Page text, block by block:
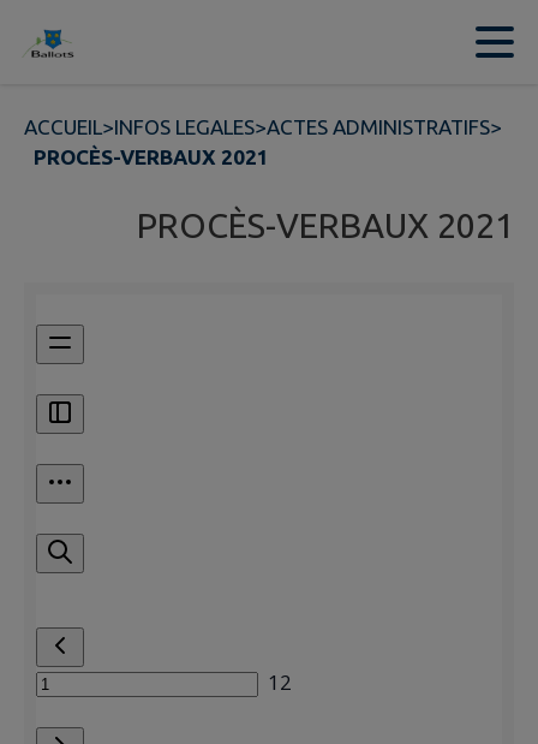
Contenu
ACCUEIL>INFOS LEGALES>ACTES ADMINISTRATIFS>
PROCÈS-VERBAUX 2021
PROCÈS-VERBAUX 2021